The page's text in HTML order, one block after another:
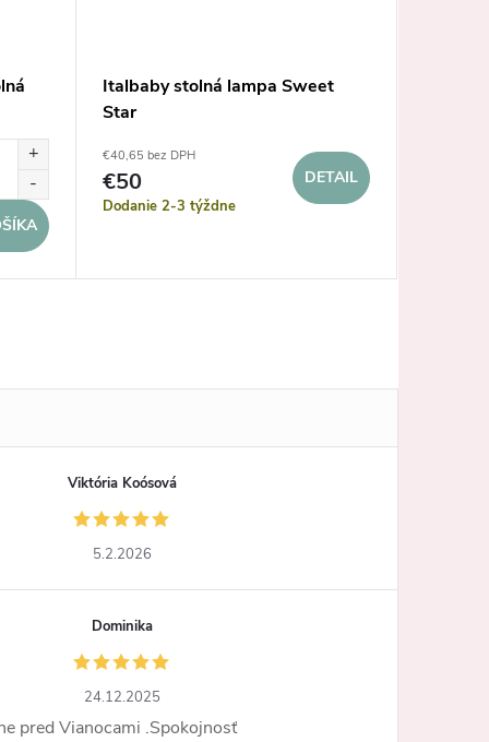
Italbaby stolná lampa Sweet
Star
€40,65 bez DPH
€50
Dodanie 2-3 týždne
DETAIL
Viktória Koósová
5.2.2026
Dominika
24.12.2025
pred Vianocami .Spokojnosť